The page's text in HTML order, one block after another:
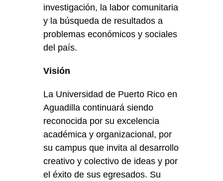
investigación, la labor comunitaria
y la búsqueda de resultados a
problemas económicos y sociales
del país.
Visión
La Universidad de Puerto Rico en
Aguadilla continuará siendo
reconocida por su excelencia
académica y organizacional, por
su campus que invita al desarrollo
creativo y colectivo de ideas y por
el éxito de sus egresados. Su